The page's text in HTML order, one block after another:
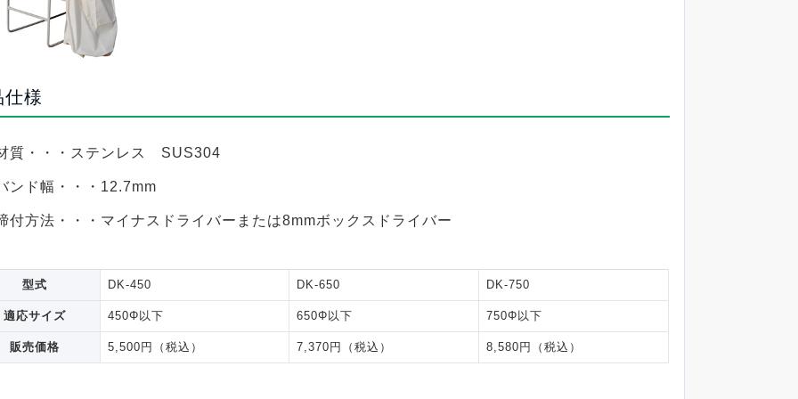
仕様
質・・・ステンレス SUS304
ンド幅・・・12.7mm
付方法・・・マイナスドライバーまたは8mmボックスドライバー
型式 DK-450 DK-650 DK-750
適応サイズ 450Φ以下 650Φ以下 750Φ以下
販売価格 5,500円（税込） 7,370円（税込） 8,580円（税込）